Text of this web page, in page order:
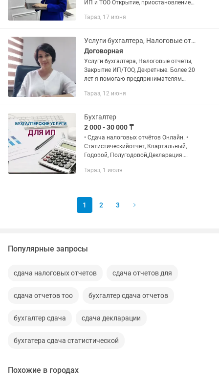
ИП и ТОО Открытие, приостановление и
снятие онлайн кассы. Счет на оплату,
Тараз, 17 июня
Услуги бухгалтера, Налоговые отчеты, Закрытие ИП/ТОО, Декретные расчеты.
Договорная
Услуги бухгалтера, Налоговые отчеты,
Закрытие ИП/ТОО, Декретные. Более 20
лет я помогаю предпринимателям
предоставляя полный спектр услуг для
Тараз, 12 июня
Бухгалтер
2 000 - 30 000 ₸
• Сдача налоговых отчётов Онлайн. •
Статистическийотчет, Квартальный,
Годовой, Полугодовой,Декларация.
Изменение регистрац данных ИП,ТОО
Тараз, 1 июля
1 2 3
Популярные запросы
сдача налоговых отчетов сдача отчетов для
сдача отчетов тоо бухгалтер сдача отчетов
бухгалтер сдача сдача декларации
бухгатера сдача статистической
Похожие в городах